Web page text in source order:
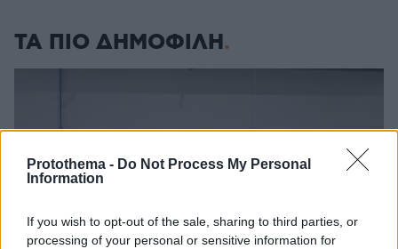
Protothema - Do Not Process My Personal
Information
If you wish to opt-out of the sale, sharing to third parties, or
processing of your personal or sensitive information for
ΤΑ ΠΙΟ ΔΗΜΟΦΙΛΗ